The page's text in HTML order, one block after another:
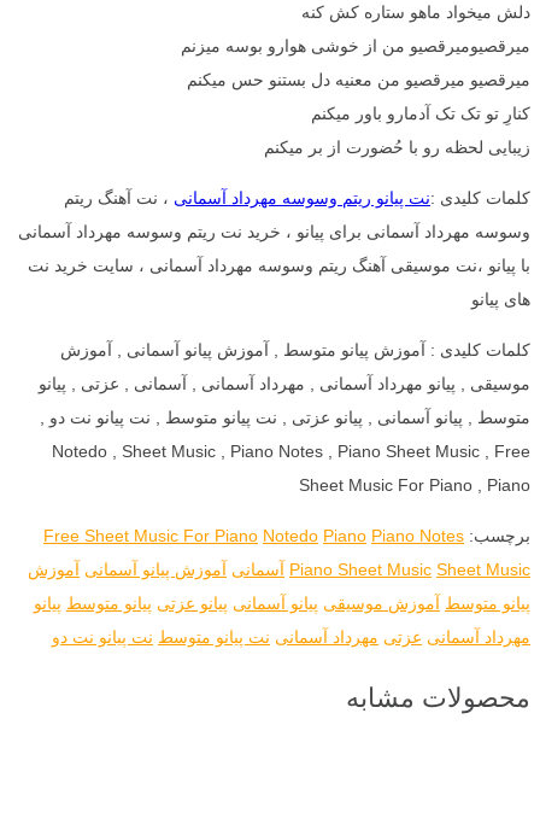
دلش میخواد ماهو ستاره کش کنه
میرقصیومیرقصیو من از خوشی هوارو بوسه میزنم
میرقصیو میرقصیو من معنیه دل بستنو حس میکنم
کنارِ تو تک تک آدمارو باور میکنم
زیبایی لحظه رو با حُضورت از بر میکنم
کلمات کلیدی :نت پیانو ریتم وسوسه مهرداد آسمانی ، نت آهنگ ریتم
وسوسه مهرداد آسمانی برای پیانو ، خرید نت ریتم وسوسه مهرداد آسمانی
با پیانو ،نت موسیقی آهنگ ریتم وسوسه مهرداد آسمانی ، سایت خرید نت
های پیانو
کلمات کلیدی : آموزش پیانو متوسط , آموزش پیانو آسمانی , آموزش
موسیقی , پیانو مهرداد آسمانی , مهرداد آسمانی , آسمانی , عزتی , پیانو
متوسط , پیانو آسمانی , پیانو عزتی , نت پیانو متوسط , نت پیانو نت دو ,
Notedo , Sheet Music , Piano Notes , Piano Sheet Music , Free
Sheet Music For Piano , Piano
برچسب: Free Sheet Music For Piano Notedo Piano Piano Notes
Piano Sheet Music Sheet Music آسمانی آموزش پیانو آسمانی آموزش
پیانو متوسط آموزش موسیقی پیانو آسمانی پیانو عزتی پیانو متوسط پیانو
مهرداد آسمانی عزتی مهرداد آسمانی نت پیانو متوسط نت پیانو نت دو
محصولات مشابه